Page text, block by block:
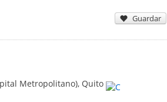
Guardar
Metropolitano), Quito